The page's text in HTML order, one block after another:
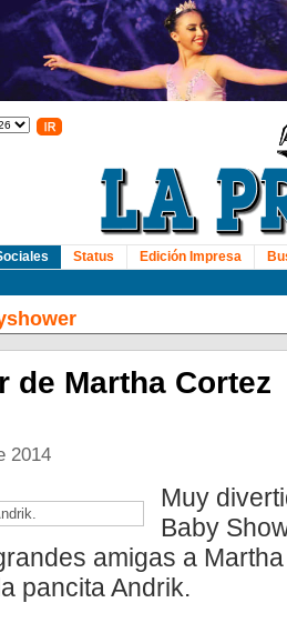
Status Edición Impresa
de Martha Cortez
2014
Muy
Baby
amigas a
pancita Andrik.